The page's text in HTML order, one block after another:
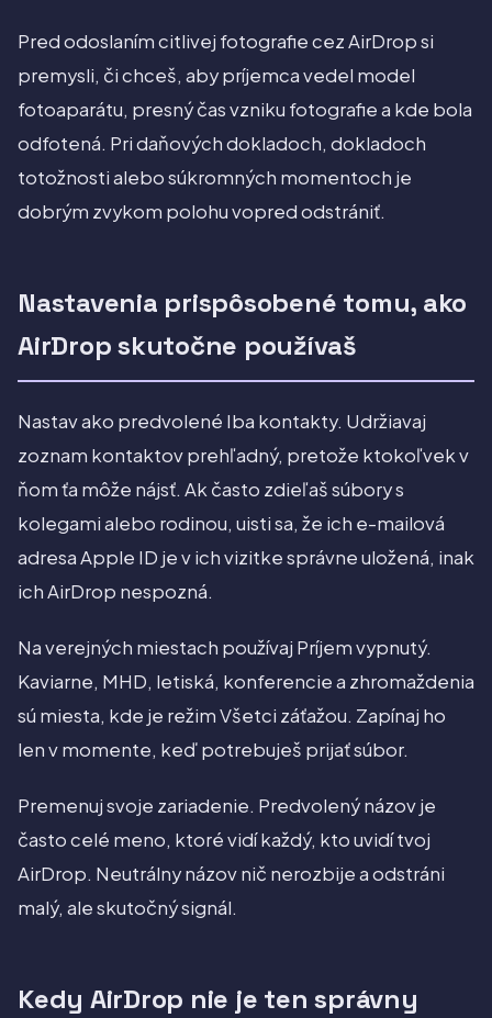
Pred odoslaním citlivej fotografie cez AirDrop si
premysli, či chceš, aby príjemca vedel model
fotoaparátu, presný čas vzniku fotografie a kde bola
odfotená. Pri daňových dokladoch, dokladoch
totožnosti alebo súkromných momentoch je
dobrým zvykom polohu vopred odstrániť.
Nastavenia prispôsobené tomu, ako
AirDrop skutočne používaš
Nastav ako predvolené Iba kontakty. Udržiavaj
zoznam kontaktov prehľadný, pretože ktokoľvek v
ňom ťa môže nájsť. Ak často zdieľaš súbory s
kolegami alebo rodinou, uisti sa, že ich e-mailová
adresa Apple ID je v ich vizitke správne uložená, inak
ich AirDrop nespozná.
Na verejných miestach používaj Príjem vypnutý.
Kaviarne, MHD, letiská, konferencie a zhromaždenia
sú miesta, kde je režim Všetci záťažou. Zapínaj ho
len v momente, keď potrebuješ prijať súbor.
Premenuj svoje zariadenie. Predvolený názov je
často celé meno, ktoré vidí každý, kto uvidí tvoj
AirDrop. Neutrálny názov nič nerozbije a odstráni
malý, ale skutočný signál.
Kedy AirDrop nie je ten správny